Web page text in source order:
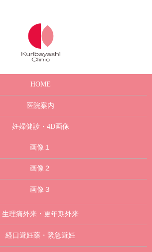
HOME
医院案内
妊婦健診・4D画像
画像１
画像２
画像３
生理痛外来・更年期外来
経口避妊薬・緊急避妊